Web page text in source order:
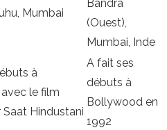
Mumbai
Bandra
(Ouest),
Mumbai, Inde
à
le film
Hindustani
A fait ses
débuts à
Bollywood en
1992